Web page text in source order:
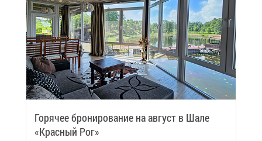
Го­ря­чее бро­ни­ро­ва­ние на ав­густ в Ша­ле
«Крас­ный Рог»